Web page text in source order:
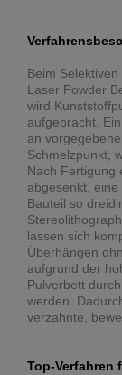
Beim
Laser Powder
wird
aufgebracht.
an
Schmelzpunkt,
Nach Fertigung
abgesenkt,
Bauteil so
lassen sich
Überhängen
aufgrund der
Pulverbett
werden.
verzahnte,
Top-